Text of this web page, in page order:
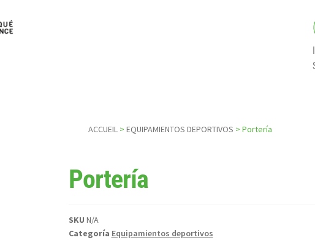
ACCUEIL> EQUIPAMIENTOS DEPORTIVOS > Portería
Portería
SKU N/A
Categoría Equipamientos deportivos